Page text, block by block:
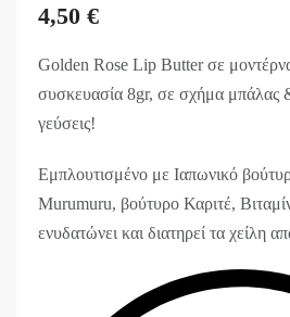
4,50 €
Golden Rose Lip Butter σε
συσκευασία 8gr, σε σχήμα μπάλας
γεύσεις!
Εμπλουτισμένο με Ιαπωνικό
Murumuru, βούτυρο Καριτέ,
ενυδατώνει και διατηρεί τα χείλη